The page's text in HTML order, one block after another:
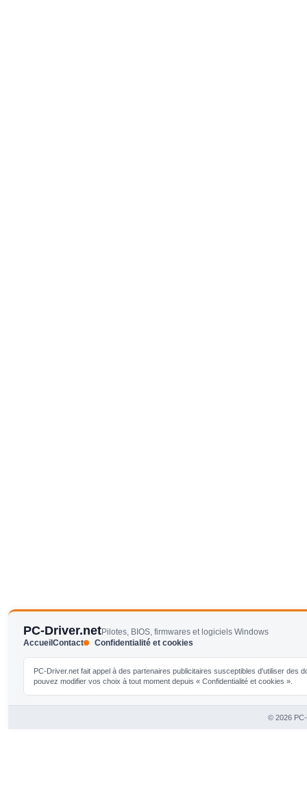
PC-Driver.netPilotes, BIOS, firmwares et logiciels Windows
AccueilContact Confidentialité et cookies
PC-Driver.net fait appel à des partenaires publicitaires susceptibles d'utiliser
pouvez modifier vos choix à tout moment depuis « Confidentialité et cookies ».
© 2026